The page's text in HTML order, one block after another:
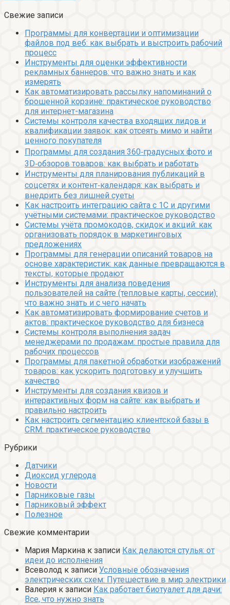
Свежие записи
Программы для конвертации и оптимизации
файлов под веб: как выбрать и выстроить рабочий
процесс
Инструменты для оценки эффективности
рекламных баннеров: что важно знать и как
измерять
Как автоматизировать рассылку напоминаний о
брошенной корзине: практическое руководство
для интернет-магазина
Системы контроля качества входящих лидов и
квалификации заявок: как отсеять мимо и найти
ценного покупателя
Программы для создания 360‑градусных фото и
3D‑обзоров товаров: как выбрать и работать
Инструменты для планирования публикаций в
соцсетях и контент‑календаря: как выбрать и
внедрить без лишней суеты
Как настроить интеграцию сайта с 1С и другими
учётными системами: практическое руководство
Системы учёта промокодов, скидок и акций: как
организовать порядок в маркетинговых
предложениях
Программы для генерации описаний товаров на
основе характеристик: как данные превращаются в
тексты, которые продают
Инструменты для анализа поведения
пользователей на сайте (тепловые карты, сессии):
что важно знать и с чего начать
Как автоматизировать формирование счетов и
актов: практическое руководство для бизнеса
Системы контроля выполнения задач
менеджерами по продажам: простые правила для
рабочих процессов
Программы для пакетной обработки изображений
товаров: как ускорить подготовку и улучшить
качество
Инструменты для создания квизов и
интерактивных форм на сайте: как выбрать и
правильно настроить
Как настроить сегментацию клиентской базы в
CRM: практическое руководство
Рубрики
Датчики
Диоксид углерода
Новости
Парниковые газы
Парниковый эффект
Полезное
Свежие комментарии
Мария Маркина к записи Как делаются стулья: от
идеи до исполнения
Всеволод к записи Условные обозначения
электрических схем: Путешествие в мир электрики
Валерия к записи Как работает биотуалет для дачи:
Все, что нужно знать